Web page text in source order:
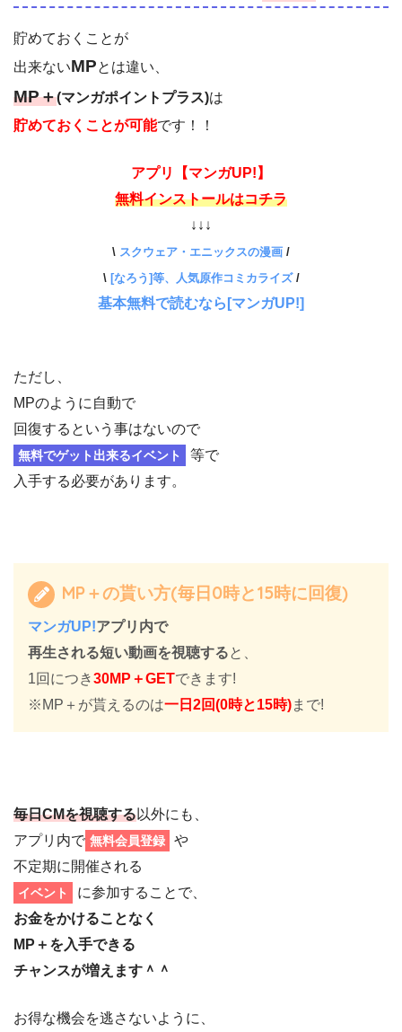
貯めておくことが
出来ないMPとは違い、
MP＋(マンガポイントプラス)は
貯めておくことが可能です！！
アプリ【マンガUP!】
無料インストールはコチラ
↓↓↓
\ スクウェア・エニックスの漫画 /
\ [なろう]等、人気原作コミカライズ/
基本無料で読むなら[マンガUP!]
ただし、
MPのように自動で
回復するという事はないので
無料でゲット出来るイベント
等で
入手する必要があります。
MP＋の貰い方(毎日0時と15時に回復)
マンガUP!アプリ内で
再生される短い動画を視聴すると、
1回につき30MP＋GETできます!
※MP＋が貰えるのは一日2回(0時と15時)まで!
毎日CMを視聴する以外にも、
アプリ内で 無料会員登録
や
不定期に開催される
イベント
に参加することで、
お金をかけることなく
MP＋を入手できる
チャンスが増えます＾＾
お得な機会を逃さないように、